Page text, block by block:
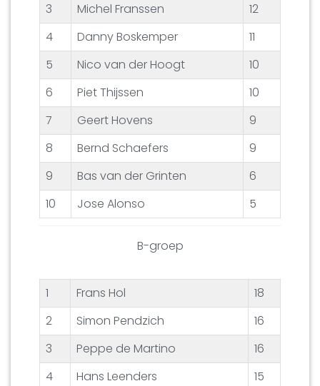
3
Michel Franssen
12
4
Danny Boskemper
11
5
Nico van der Hoogt
10
6
Piet Thijssen
10
7
Geert Hovens
9
8
Bernd Schaefers
9
9
Bas van der Grinten
6
10
Jose Alonso 5
B-groep
1 Frans Hol
18
2
Simon Pendzich
16
3
Peppe de Martino
16
4
Hans Leenders
15